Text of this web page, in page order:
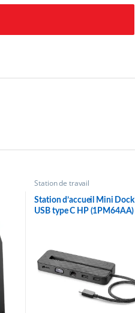
Station de travail
Station d’accueil Mini Dock
USB type C HP (1PM64AA)